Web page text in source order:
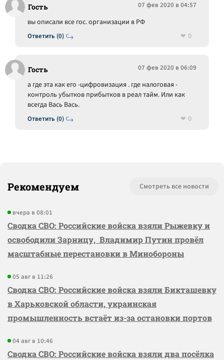
Гость 07 фев 2020 в 04:57
Ответить (0)
вы описали все гос. организации в РФ
0
Гость 07 фев 2020 в 06:09
Ответить (0)
а где эта как его -цифровизация . где налоговая -
контроль убытков прибытков в реал тайм. Или как
всегда Вась Вась.
0
Рекомендуем Смотреть все новости
вчера в 08:01
Сводка СВО: Российские войска взяли Рыжевку и
освободили Зарницу, Владимир Путин провёл
масштабные перестановки в Минобороны
05 авг в 11:26
Сводка СВО: Российские войска взяли Бикташевку
в Харьковской области, украинская
промышленность встаёт из-за остановки портов
04 авг в 10:46
Сводка СВО: Российские войска взяли два посёлка